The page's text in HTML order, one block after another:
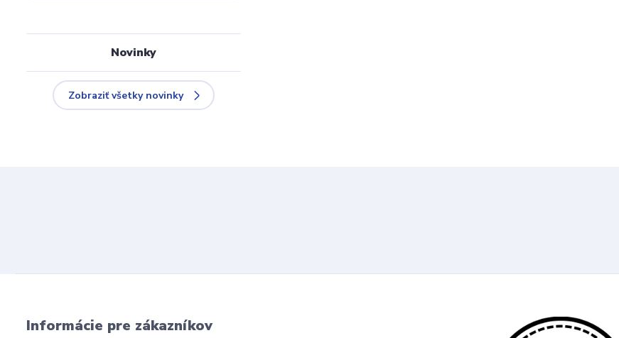
Novinky
Zobraziť všetky novinky
Informácie pre zákazníkov